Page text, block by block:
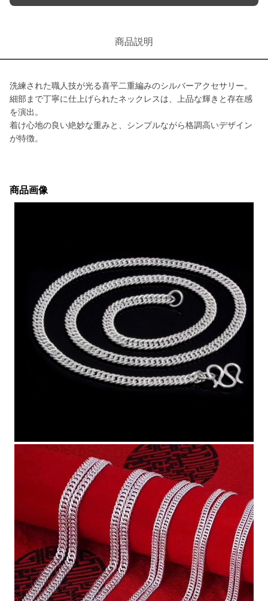
商品説明
洗練された職人技が光る喜平二重編みのシルバーアクセサリー。
細部まで丁寧に仕上げられたネックレスは、上品な輝きと存在感
を演出。
着け心地の良い絶妙な重みと、シンプルながら格調高いデザイン
が特徴。
商品画像